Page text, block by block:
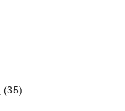
(35)